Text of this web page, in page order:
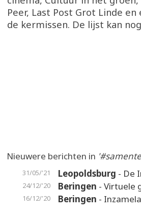
Peer, Last Post Grot Linde
de kermissen. De lijst kan
Nieuwere berichten in
31/05/'21 Leopoldsburg - De
24/12/'20 Beringen - Virtuele
16/12/'20 Beringen -